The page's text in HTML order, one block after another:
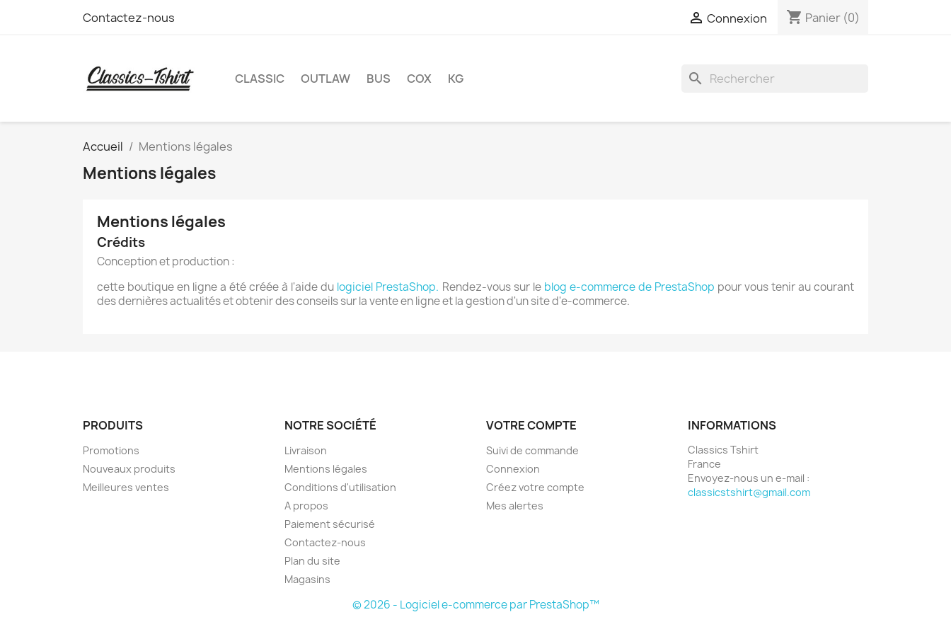
Contactez-nous  Connexion shopping_cart Panier (0)
CLASSIC OUTLAW BUS COX KG search
Accueil Mentions légales
Mentions légales
Mentions légales
Crédits
Conception et production :
cette boutique en ligne a été créée à l'aide du logiciel PrestaShop. Rendez-vous sur le blog e-commerce de PrestaShop pour vous tenir au courant
des dernières actualités et obtenir des conseils sur la vente en ligne et la gestion d'un site d'e-commerce.
PRODUITS
Promotions
Nouveaux produits
Meilleures ventes
NOTRE SOCIÉTÉ
Livraison
Mentions légales
Conditions d'utilisation
A propos
Paiement sécurisé
Contactez-nous
Plan du site
Magasins
VOTRE COMPTE
Suivi de commande
Connexion
Créez votre compte
Mes alertes
INFORMATIONS
Classics Tshirt
France
Envoyez-nous un e-mail :
classicstshirt@gmail.com
© 2026 - Logiciel e-commerce par PrestaShop™